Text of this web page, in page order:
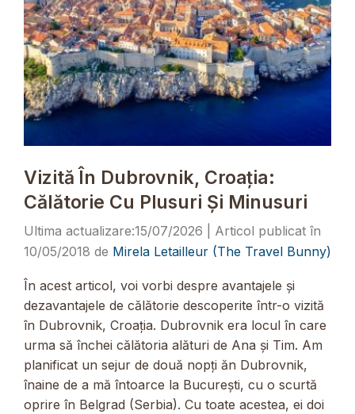
Vizită În Dubrovnik, Croația:
Călătorie Cu Plusuri Și Minusuri
15/07/2026
10/05/2018 de Mirela Letailleur (The Travel Bunny)
În acest articol, voi vorbi despre avantajele și
dezavantajele de călătorie descoperite într-o vizită
în Dubrovnik, Croația. Dubrovnik era locul în care
urma să închei călătoria alături de Ana și Tim. Am
planificat un sejur de două nopți ăn Dubrovnik,
înaine de a mă întoarce la București, cu o scurtă
oprire în Belgrad (Serbia). Cu toate acestea, ei doi